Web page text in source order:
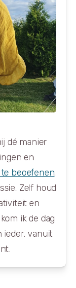
dé manier
en
beoefenen.
Zelf houd
en
ik de dag
ieder, vanuit